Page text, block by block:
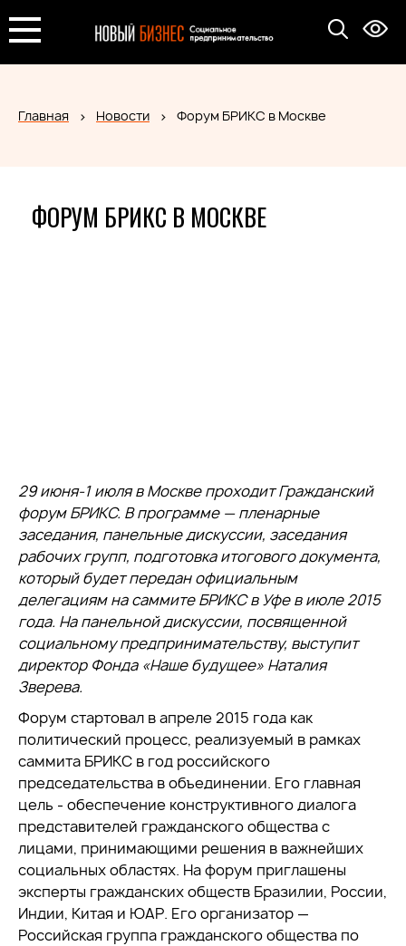
Главная Новости Форум БРИКС в Москве
ФОРУМ БРИКС В МОСКВЕ
29 июня-1 июля в Москве проходит Гражданский
форум БРИКС. В программе — пленарные
заседания, панельные дискуссии, заседания
рабочих групп, подготовка итогового документа,
который будет передан официальным
делегациям на саммите БРИКС в Уфе в июле 2015
года. На панельной дискуссии, посвященной
социальному предпринимательству, выступит
директор Фонда «Наше будущее» Наталия
Зверева.
Форум стартовал в апреле 2015 года как
политический процесс, реализуемый в рамках
саммита БРИКС в год российского
председательства в объединении. Его главная
цель - обеспечение конструктивного диалога
представителей гражданского общества с
лицами, принимающими решения в важнейших
социальных областях. На форум приглашены
эксперты гражданских обществ Бразилии, России,
Индии, Китая и ЮАР. Его организатор —
Российская группа гражданского общества по